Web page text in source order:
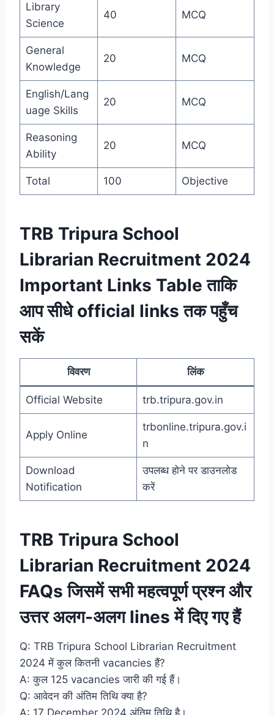
Library
Science
40 MCQ
General
Knowledge
20 MCQ
English/Lang
uage Skills
20 MCQ
Reasoning
Ability
20 MCQ
Total 100 Objective
TRB Tripura School
Librarian Recruitment 2024
Important Links Table ताकि
आप सीधे official links तक पहुँच
सकें
विवरण लिंक
Official Website trb.tripura.gov.in
Apply Online
trbonline.tripura.gov.i
n
Download
Notification
उपलब्ध होने पर डाउनलोड
करें
TRB Tripura School
Librarian Recruitment 2024
FAQs जिसमें सभी महत्वपूर्ण प्रश्न और
उत्तर अलग-अलग lines में दिए गए हैं
Q: TRB Tripura School Librarian Recruitment
2024 में कुल कितनी vacancies हैं?
A: कुल 125 vacancies जारी की गई हैं।
Q: आवेदन की अंतिम तिथि क्या है?